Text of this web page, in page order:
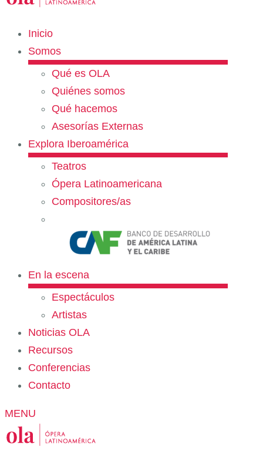
Inicio
Somos
Qué es OLA
Quiénes somos
Qué hacemos
Asesorías Externas
Explora Iberoamérica
Teatros
Ópera Latinoamericana
Compositores/as
En la escena
Espectáculos
Artistas
Noticias OLA
Recursos
Conferencias
Contacto
MENU